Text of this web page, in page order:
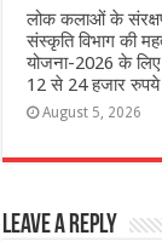
लोक कलाओं के
संस्कृति विभाग की
योजना-2026 के
12 से 24 हजार रुपये
August 5, 2026
Leave a Reply